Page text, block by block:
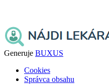
Generuje BUXUS
Cookies
Správca obsahu